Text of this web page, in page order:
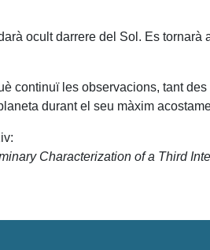
ocult darrere del Sol. Es
continuï les observacions, tant
durant el seu màxim
Characterization of a Third